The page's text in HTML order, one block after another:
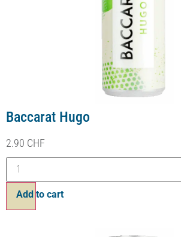
Baccarat Litchi
2.90 CHF
Ajouter au panier